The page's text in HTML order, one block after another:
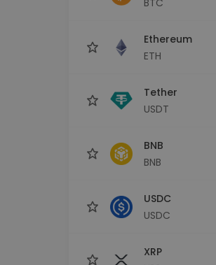
Ethereum
ETH
Tether
USDT
BNB
BNB
USDC
USDC
XRP